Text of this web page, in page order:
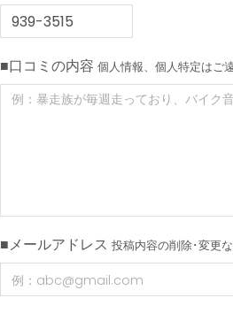
■口コミの内容 個人情報、個人特定はご
■メールアドレス 投稿内容の削除･変更